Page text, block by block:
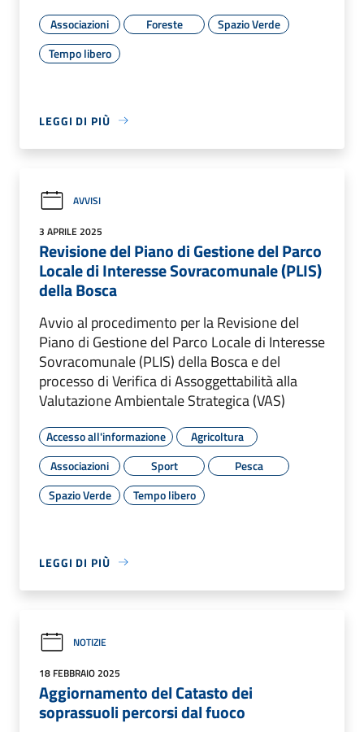
Associazioni Foreste
Spazio Verde
Tempo libero
LEGGI DI PIÙ
AVVISI
3 APRILE 2025
Revisione del Piano di Gestione del Parco
Locale di Interesse Sovracomunale (PLIS)
della Bosca
Avvio al procedimento per la Revisione del
Piano di Gestione del Parco Locale di Interesse
Sovracomunale (PLIS) della Bosca e del
processo di Verifica di Assoggettabilità alla
Valutazione Ambientale Strategica (VAS)
Accesso all'informazione
Agricoltura
Associazioni
Sport
Pesca
Spazio Verde
Tempo libero
LEGGI DI PIÙ
NOTIZIE
18 FEBBRAIO 2025
Aggiornamento del Catasto dei
soprassuoli percorsi dal fuoco